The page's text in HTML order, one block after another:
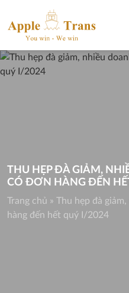
content
THU HẸP ĐÀ GIẢM,
CÓ ĐƠN HÀNG ĐẾN
Trang chủ » Thu hẹp đà
hàng đến hết quý I/2024